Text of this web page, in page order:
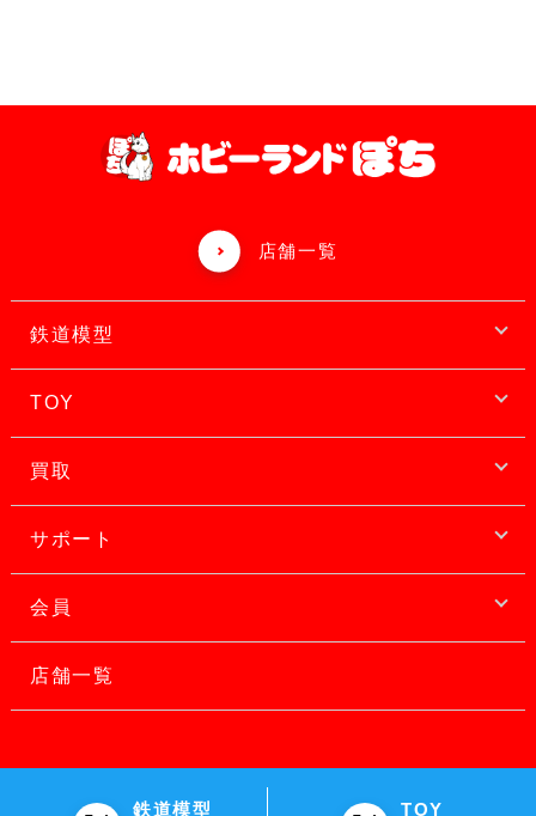
店舗一覧
鉄道模型
TOY
買取
サポート
会員
店舗一覧
鉄道模型 TOY